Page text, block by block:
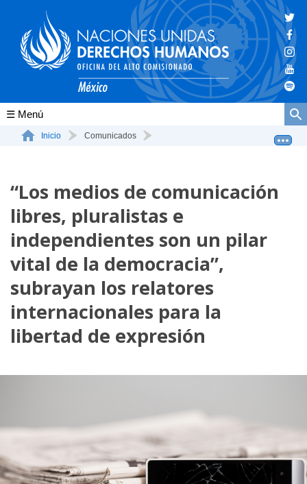
Conócenos
La ONU-DH en México
Vacantes ONU-DH México
ONU-DH en el tiempo
Inicio Comunicados
“Los medios de comunicación
libres, pluralistas e
independientes son un pilar
vital de la democracia”,
subrayan los relatores
internacionales para la
libertad de expresión